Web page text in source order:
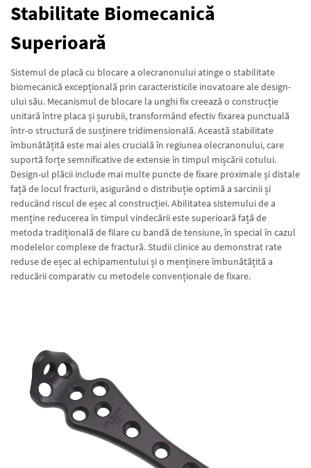
Stabilitate Biomecanică
Superioară
Sistemul de placă cu blocare a olecranonului atinge o stabilitate
biomecanică excepțională prin caracteristicile inovatoare ale design-
ului său. Mecanismul de blocare la unghi fix creează o construcție
unitară între placa și șurubii, transformând efectiv fixarea punctuală
într-o structură de susținere tridimensională. Această stabilitate
îmbunătățită este mai ales crucială în regiunea olecranonului, care
suportă forțe semnificative de extensie în timpul mișcării cotului.
Design-ul plăcii include mai multe puncte de fixare proximale și distale
față de locul fracturii, asigurând o distribuție optimă a sarcinii și
reducând riscul de eșec al construcției. Abilitatea sistemului de a
menține reducerea în timpul vindecării este superioară față de
metoda tradițională de filare cu bandă de tensiune, în special în cazul
modelelor complexe de fractură. Studii clinice au demonstrat rate
reduse de eșec al echipamentului și o menținere îmbunătățită a
reducării comparativ cu metodele convenționale de fixare.